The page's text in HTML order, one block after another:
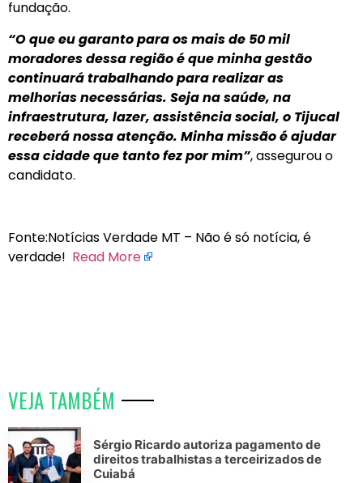
fundação.
“O que eu garanto para os mais de 50 mil
moradores dessa região é que minha gestão
continuará trabalhando para realizar as
melhorias necessárias. Seja na saúde, na
infraestrutura, lazer, assistência social, o Tijucal
receberá nossa atenção. Minha missão é ajudar
essa cidade que tanto fez por mim”, assegurou o
candidato.
Fonte:Notícias Verdade MT – Não é só notícia, é
verdade! Read More
VEJA TAMBÉM
Sérgio Ricardo autoriza pagamento de
direitos trabalhistas a terceirizados de
Cuiabá